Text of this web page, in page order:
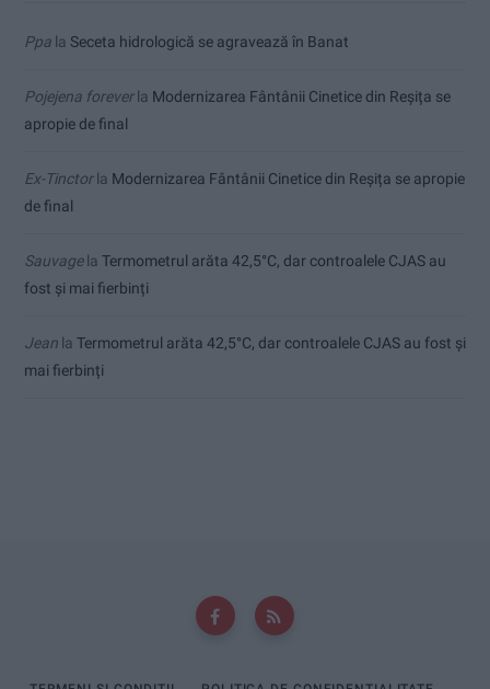
Ppa la Seceta hidrologică se agravează în Banat
Pojejena foreverla Modernizarea Fântânii Cinetice din Reșița se
apropie de final
Ex-Tinctorla Modernizarea Fântânii Cinetice din Reșița se apropie
de final
Sauvagela Termometrul arăta 42,5°C, dar controalele CJAS au
fost și mai fierbinți
Jean la Termometrul arăta 42,5°C, dar controalele CJAS au fost și
mai fierbinți